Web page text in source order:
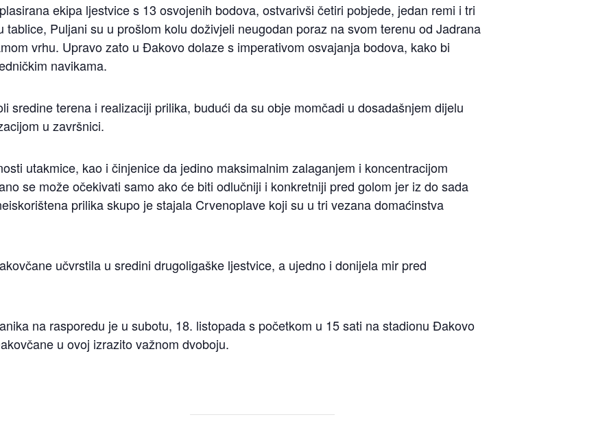
ekipa ljestvice s 13 osvojenih bodova, ostvarivši četiri pobjede, jedan remi i tri
Puljani su u prošlom kolu doživjeli neugodan poraz na svom terenu od Jadrana
vrhu. Upravo zato u Đakovo dolaze s imperativom osvajanja bodova, kako bi
navikama.
sredine terena i realizaciji prilika, budući da su obje momčadi u dosadašnjem dijelu
u završnici.
utakmice, kao i činjenice da jedino maksimalnim zalaganjem i koncentracijom
se može očekivati samo ako će biti odlučniji i konkretniji pred golom jer iz do sada
prilika skupo je stajala Crvenoplave koji su u tri vezana domaćinstva
učvrstila u sredini drugoligaške ljestvice, a ujedno i donijela mir pred
na rasporedu je u subotu, 18. listopada s početkom u 15 sati na stadionu Đakovo
u ovoj izrazito važnom dvoboju.